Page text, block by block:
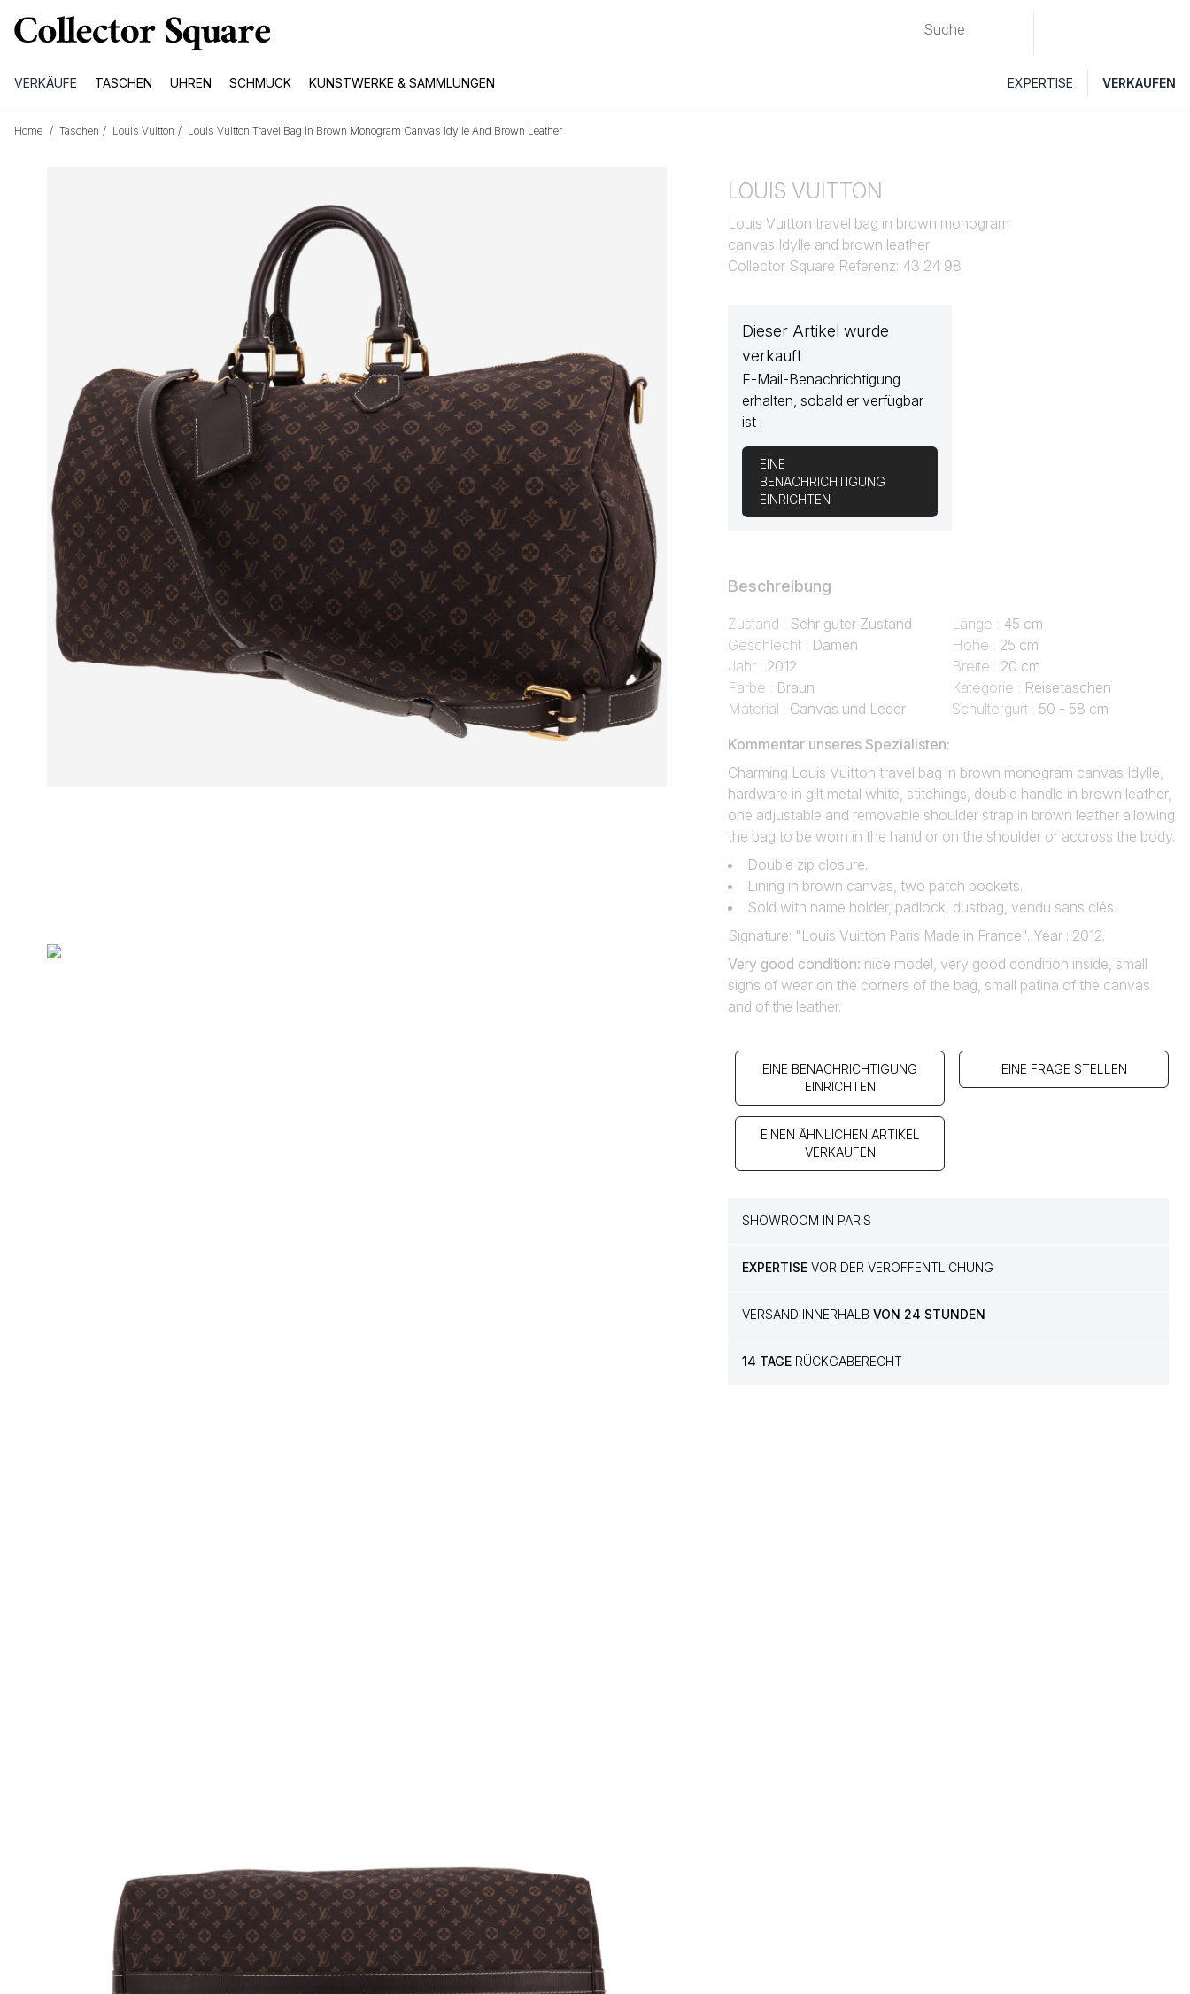
VERKÄUFE TASCHEN UHREN SCHMUCK KUNSTWERKE & SAMMLUNGEN EXPERTISE VERKAUFEN
Home / Taschen / Louis Vuitton / Louis Vuitton Travel Bag In Brown Monogram Canvas Idylle And Brown Leather
LOUIS VUITTON
Louis Vuitton travel bag in brown monogram
canvas Idylle and brown leather
Collector Square Referenz: 43 24 98
Dieser Artikel wurde
verkauft
E-Mail-Benachrichtigung
erhalten, sobald er verfügbar
ist :
EINE
BENACHRICHTIGUNG
EINRICHTEN
Beschreibung
Zustand : Sehr guter Zustand
Geschlecht : Damen
Jahr : 2012
Farbe : Braun
Material : Canvas und Leder
Länge : 45 cm
Höhe : 25 cm
Breite : 20 cm
Kategorie : Reisetaschen
Schultergurt : 50 - 58 cm
Kommentar unseres Spezialisten:
Charming Louis Vuitton travel bag in brown monogram canvas Idylle,
hardware in gilt metal white, stitchings, double handle in brown leather,
one adjustable and removable shoulder strap in brown leather allowing
the bag to be worn in the hand or on the shoulder or accross the body.
Double zip closure.
Lining in brown canvas, two patch pockets.
Sold with name holder, padlock, dustbag, vendu sans clés.
Signature: "Louis Vuitton Paris Made in France". Year : 2012.
Very good condition: nice model, very good condition inside, small
signs of wear on the corners of the bag, small patina of the canvas
and of the leather.
EINE BENACHRICHTIGUNG
EINRICHTEN
EINE FRAGE STELLEN
EINEN ÄHNLICHEN ARTIKEL
VERKAUFEN
SHOWROOM IN PARIS
EXPERTISE VOR DER VERÖFFENTLICHUNG
VERSAND INNERHALBVON 24 STUNDEN
14 TAGE RÜCKGABERECHT